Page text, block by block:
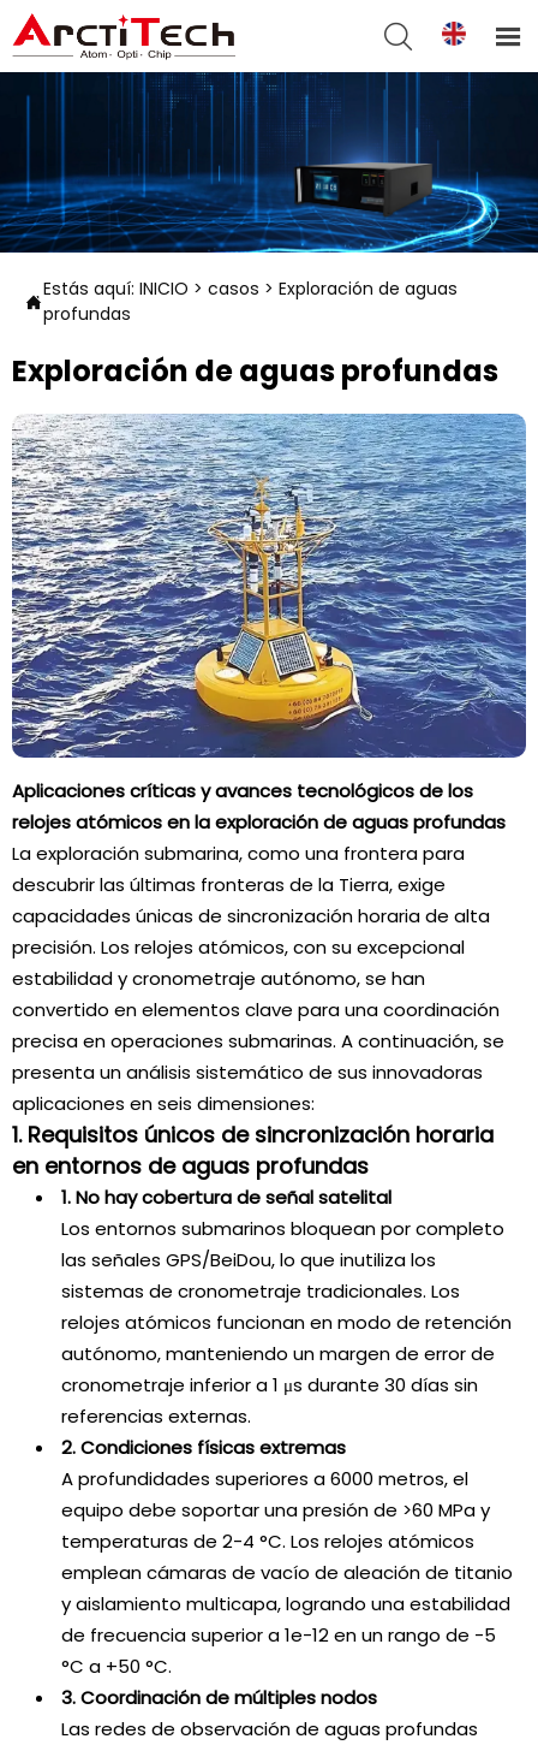
 

Estás aquí: INICIO > casos > Exploración de aguas
profundas
Exploración de aguas profundas
Aplicaciones críticas y avances tecnológicos de los
relojes atómicos en la exploración de aguas profundas
La exploración submarina, como una frontera para
descubrir las últimas fronteras de la Tierra, exige
capacidades únicas de sincronización horaria de alta
precisión. Los relojes atómicos, con su excepcional
estabilidad y cronometraje autónomo, se han
convertido en elementos clave para una coordinación
precisa en operaciones submarinas. A continuación, se
presenta un análisis sistemático de sus innovadoras
aplicaciones en seis dimensiones:
1. Requisitos únicos de sincronización horaria
en entornos de aguas profundas
1. No hay cobertura de señal satelital
Los entornos submarinos bloquean por completo
las señales GPS/BeiDou, lo que inutiliza los
sistemas de cronometraje tradicionales. Los
relojes atómicos funcionan en modo de retención
autónomo, manteniendo un margen de error de
cronometraje inferior a 1 μs durante 30 días sin
referencias externas.
2. Condiciones físicas extremas
A profundidades superiores a 6000 metros, el
equipo debe soportar una presión de >60 MPa y
temperaturas de 2-4 °C. Los relojes atómicos
emplean cámaras de vacío de aleación de titanio
y aislamiento multicapa, logrando una estabilidad
de frecuencia superior a 1e-12 en un rango de -5
°C a +50 °C.
3. Coordinación de múltiples nodos
Las redes de observación de aguas profundas